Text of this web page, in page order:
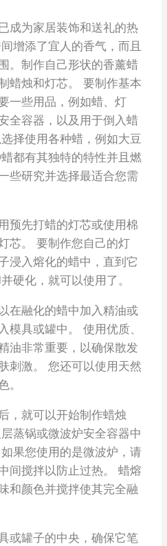
成为家居装饰和送礼的热
增添了宜人的香气，而且
。制作自己形状的香薰蜡
蜡烛和灯芯。 要制作基本
一些用品，例如蜡、灯
全容器，以及用于倒入蜡
择使用各种蜡，例如大豆
都有其独特的特性并且燃
些研究并选择最适合您需
预先打蜡的灯芯或使用棉
芯。 要制作您自己的灯
浸入熔化的蜡中，直到它
硬化，就可以使用了。
在融化的蜡中加入精油或
模具或罐中。 使用优质、
油非常重要，以确保散发
刺激。 您还可以使用天然
。
，就可以开始制作蜡烛
蒸锅或微波炉安全容器中
果您使用的是微波炉，请
间搅拌以防止过热。 蜡熔
和颜色并搅拌使其完全融
或罐子的中央，确保它笔